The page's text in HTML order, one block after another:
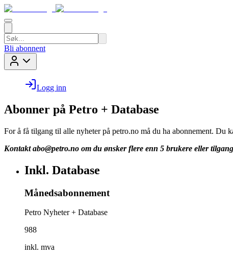
Bli abonnent
Logg inn
Abonner på Petro + Database
For å få tilgang til alle nyheter på petro.no må du ha abonnement. Du
Kontakt abo@petro.no om du ønsker flere enn 5 brukere eller
Inkl. Database
Månedsabonnement
Petro Nyheter + Database
988
inkl. mva